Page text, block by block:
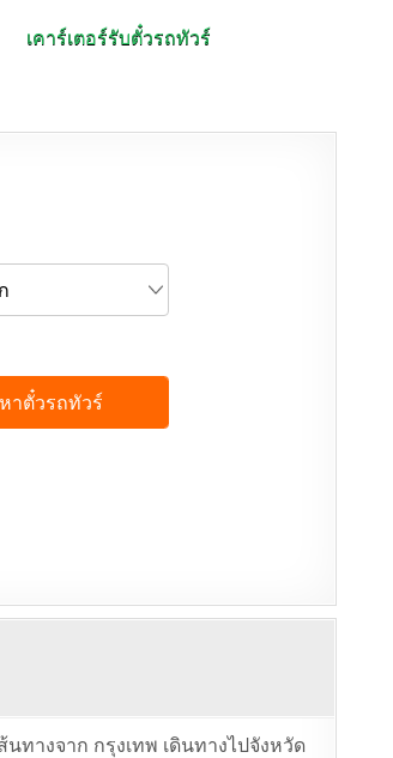
เคาร์เตอร์รับตั๋วรถทัวร์
ทางจาก กรุงเทพ เดินทางไปจังหวัด